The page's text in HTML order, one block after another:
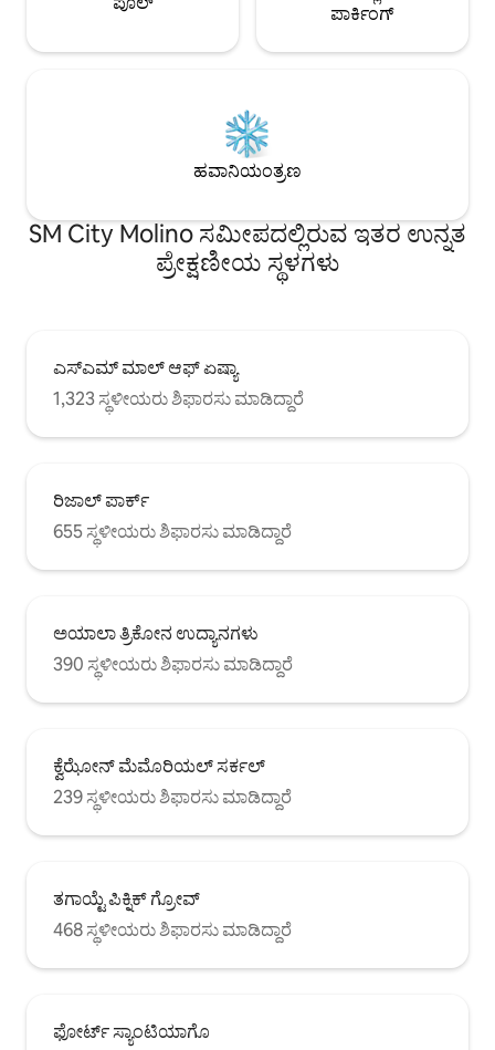
ಪಾರ್ಕಿಂಗ್
ಹವಾನಿಯಂತ್ರಣ
SM City Molino ಸಮೀಪದಲ್ಲಿರುವ ಇತರ ಉನ್ನತ
ಪ್ರೇಕ್ಷಣೀಯ ಸ್ಥಳಗಳು
ಎಸ್‌ಎಮ್ ಮಾಲ್ ಆಫ್ ಏಷ್ಯಾ
1,323 ಸ್ಥಳೀಯರು ಶಿಫಾರಸು ಮಾಡಿದ್ದಾರೆ
ರಿಜಾಲ್ ಪಾರ್ಕ್
655 ಸ್ಥಳೀಯರು ಶಿಫಾರಸು ಮಾಡಿದ್ದಾರೆ
ಅಯಾಲಾ ತ್ರಿಕೋನ ಉದ್ಯಾನಗಳು
390 ಸ್ಥಳೀಯರು ಶಿಫಾರಸು ಮಾಡಿದ್ದಾರೆ
ಕ್ವೆಝೋನ್ ಮೆಮೊರಿಯಲ್ ಸರ್ಕಲ್
239 ಸ್ಥಳೀಯರು ಶಿಫಾರಸು ಮಾಡಿದ್ದಾರೆ
ತಗಾಯ್ಟೆ ಪಿಕ್ನಿಕ್ ಗ್ರೋವ್
468 ಸ್ಥಳೀಯರು ಶಿಫಾರಸು ಮಾಡಿದ್ದಾರೆ
ಫೋರ್ಟ್ ಸ್ಯಾಂಟಿಯಾಗೊ